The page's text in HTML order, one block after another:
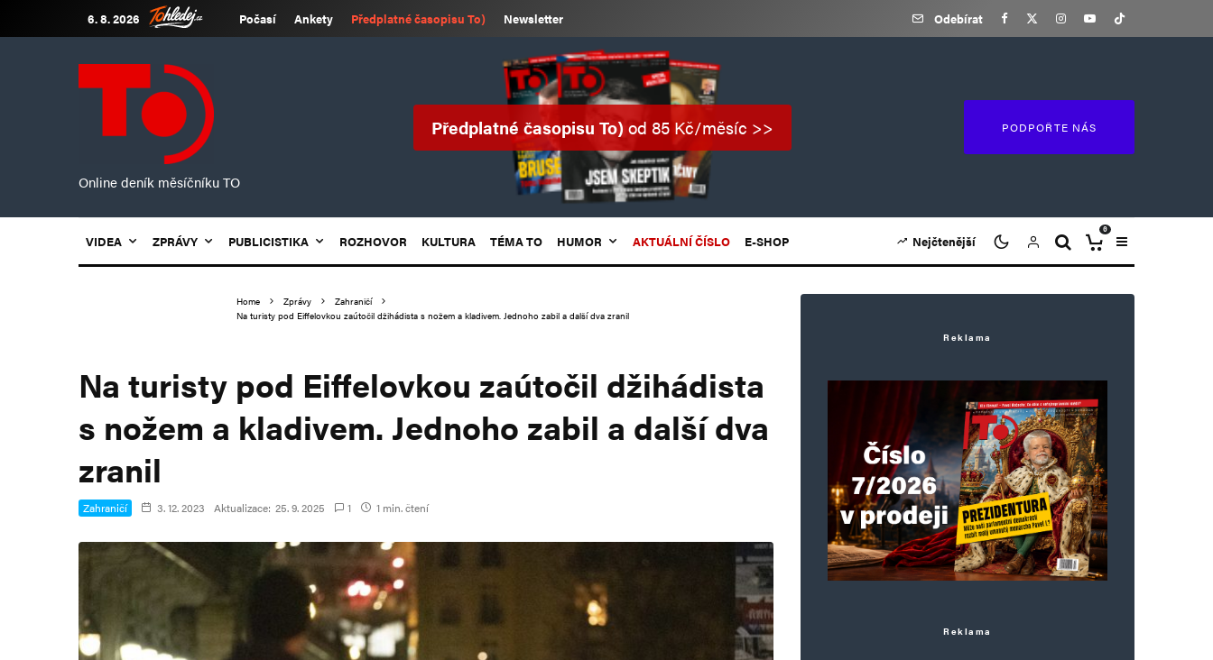
6. 8. 2026 Počasí Ankety Předplatné časopisu To) Newsletter Odebírat
Online deník měsíčníku TO
Předplatné časopisu To)od 85 Kč/měsíc >> PODPOŘTE NÁS
VIDEA ZPRÁVY PUBLICISTIKA ROZHOVOR KULTURA TÉMA TO HUMOR AKTUÁLNÍ ČÍSLO E-SHOP Nejčtenější
0
Home Zprávy
Zahraničí
Na turisty pod Eiffelovkou zaútočil džihádista s nožem a kladivem. Jednoho zabil a další dva zranil
Na turisty pod Eiffelovkou zaútočil džihádista
s nožem a kladivem. Jednoho zabil a další dva
zranil
Zahraničí 3. 12. 2023 Aktualizace: 25. 9. 2025 1 1 min. čtení
Reklama
Reklama